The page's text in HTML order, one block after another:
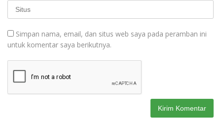
Simpan nama, email, dan situs web saya pada peramban ini
untuk komentar saya berikutnya.